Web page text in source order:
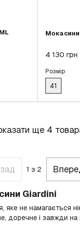
4 130 грн
Розмір
41
ще 4
1 з 2
Giardini
не намагається
доречне і завжди на